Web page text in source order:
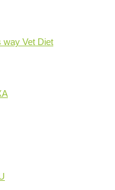
way Vet Diet